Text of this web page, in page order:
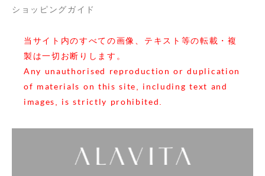
ショッピングガイド
当サイト内のすべての画像、テキスト等の転載・複
製は一切お断りします。
Any unauthorised reproduction or duplication
of materials on this site, including text and
images, is strictly prohibited.